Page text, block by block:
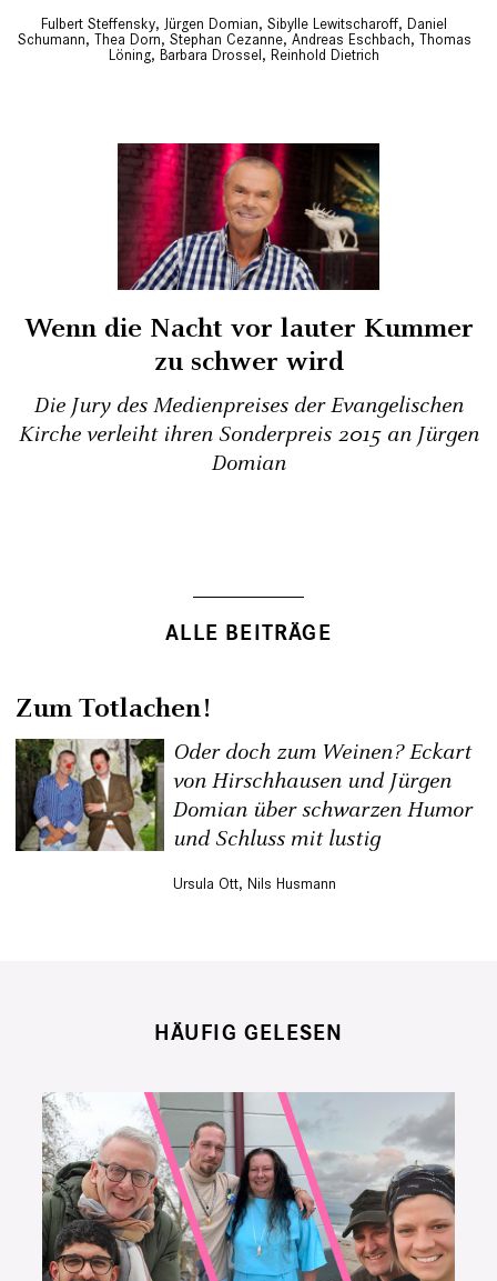
Fulbert Steffensky, Jürgen Domian, Sibylle Lewitscharoff, Daniel
Schumann, Thea Dorn, Stephan Cezanne, Andreas Eschbach, Thomas
Löning, Barbara Drossel, Reinhold Dietrich
Wenn die Nacht vor lauter Kummer
zu schwer wird
Die Jury des Medienpreises der Evangelischen
Kirche verleiht ihren Sonderpreis 2015 an Jürgen
Domian
ALLE BEITRÄGE
Zum Totlachen!
Oder doch zum Weinen? Eckart
von Hirschhausen und Jürgen
Domian über schwarzen Humor
und Schluss mit lustig
Ursula Ott,Nils Husmann
HÄUFIG GELESEN